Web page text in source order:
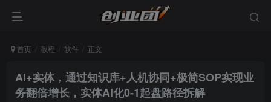
首页 教程 软件 正文
AI+实体，通过知识库+人机协同+极简SOP实现业
务翻倍增长，实体AI化0-1起盘路径拆解